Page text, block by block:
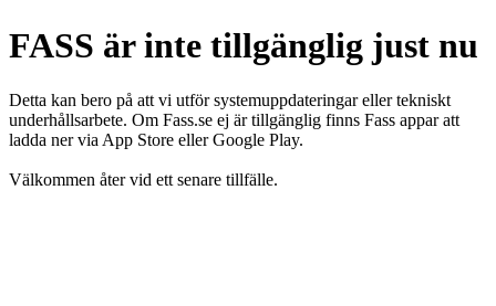
FASS är inte tillgänglig just nu
Detta kan bero på att vi utför systemuppdateringar eller tekniskt
underhållsarbete. Om Fass.se ej är tillgänglig finns Fass appar att
ladda ner via App Store eller Google Play.
Välkommen åter vid ett senare tillfälle.